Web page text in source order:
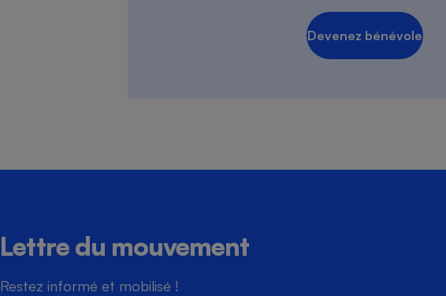
Devenez bénévole
Lettre du mouvement
Restez informé et mobilisé !